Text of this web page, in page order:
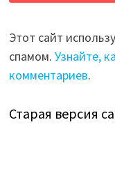
Этот сайт
спамом.Узнайте,
комментариев.
Старая версия